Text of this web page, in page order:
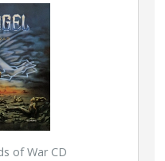
of War CD